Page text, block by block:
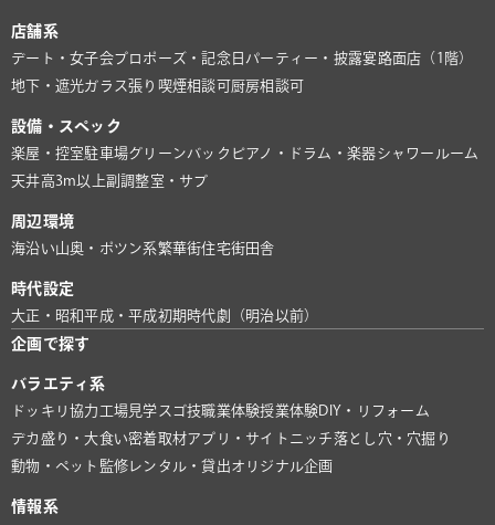
店舗系
デート・女子会プロポーズ・記念日 パーティー・披露宴路面店（1階）
地下・遮光ガラス張り 喫煙相談可 厨房相談可
設備・スペック
楽屋・控室駐車場グリーンバック ピアノ・ドラム・楽器シャワールーム
天井高3m以上副調整室・サブ
周辺環境
海沿い山奥・ポツン系繁華街住宅街田舎
時代設定
大正・昭和平成・平成初期時代劇（明治以前）
企画で探す
バラエティ系
ドッキリ協力 工場見学 スゴ技職業体験授業体験 DIY・リフォーム
デカ盛り・大食い密着取材アプリ・サイト ニッチ落とし穴・穴掘り
動物・ペット 監修 レンタル・貸出オリジナル企画
情報系